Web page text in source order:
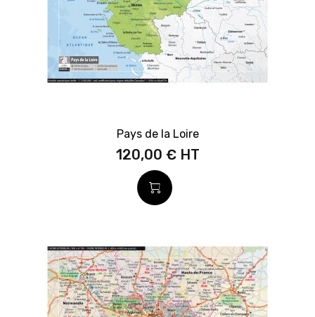
Pays de la Loire
120,00 €